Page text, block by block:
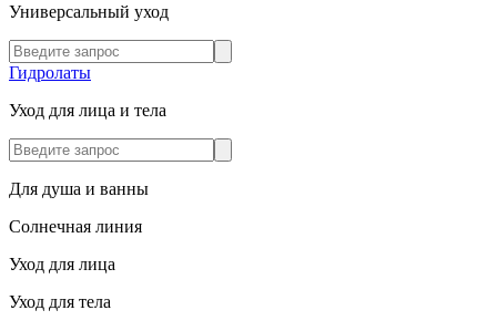
Универсальный уход
Гидролаты
Уход для лица и тела
Для душа и ванны
Солнечная линия
Уход для лица
Уход для тела